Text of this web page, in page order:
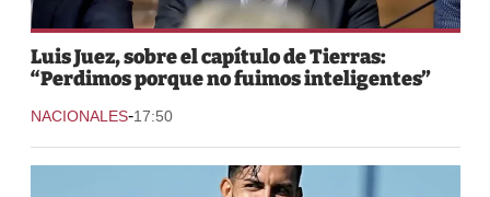
Luis Juez, sobre el capítulo de Tierras:
“Perdimos porque no fuimos inteligentes”
NACIONALES-17:50